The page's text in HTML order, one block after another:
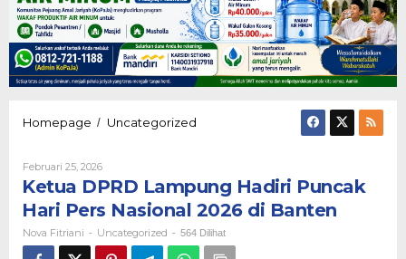
Homepage / Uncategorized
Puncak
Hari
Pers
Nasional
2026
Februari 25, 2026Oleh
Fitriani
Ketua DPRD Lampung Hadiri Puncak
Hari Pers Nasional 2026 di Banten
Nova Fitriani - Uncategorized - 564 Dilihat